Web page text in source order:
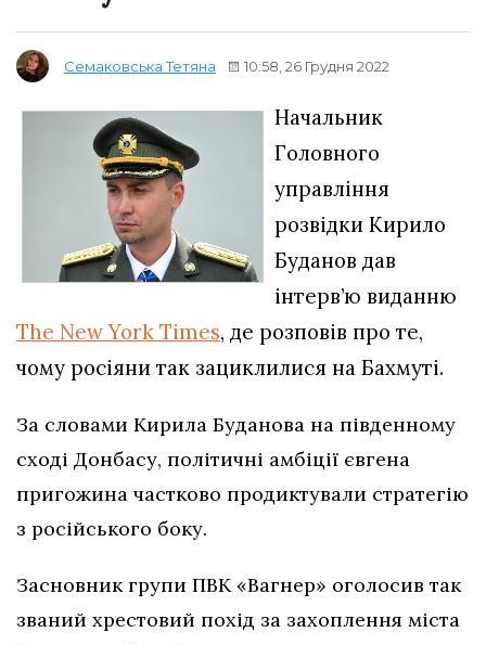
Семаковська Тетяна 10:58, 26 Грудня 2022
Начальник
Головного
управління
розвідки Кирило
Буданов дав
інтерв’ю виданню
The New York Times, де розповів про те,
чому росіяни так зациклилися на Бахмуті.
За словами Кирила Буданова на південному
сході Донбасу, політичні амбіції євгена
пригожина частково продиктували стратегію
з російського боку.
Засновник групи ПВК «Вагнер» оголосив так
званий хрестовий похід за захоплення міста